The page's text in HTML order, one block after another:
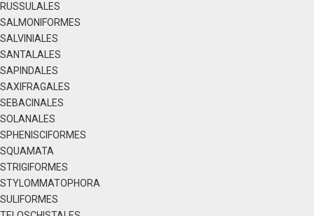
RUSSULALES
SALMONIFORMES
SALVINIALES
SANTALALES
SAPINDALES
SAXIFRAGALES
SEBACINALES
SOLANALES
SPHENISCIFORMES
SQUAMATA
STRIGIFORMES
STYLOMMATOPHORA
SULIFORMES